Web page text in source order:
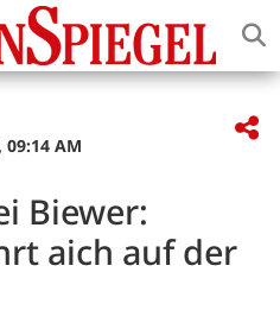
AM
Biewer:
aich auf der